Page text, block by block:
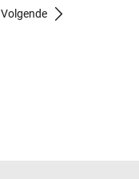
Volgende